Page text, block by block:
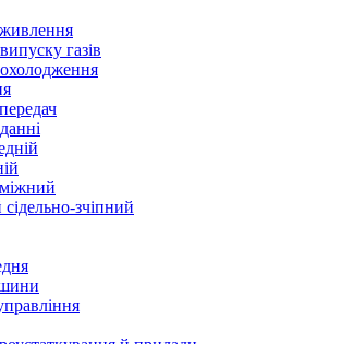
газів
зчіпний